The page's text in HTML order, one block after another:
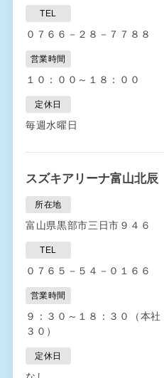
TEL
０７６６－２８－７７８８
営業時間
１０：００～１８：００
定休日
毎週水曜日
スズキアリーナ富山北辰
所在地
富山県黒部市三日市９４６
TEL
０７６５－５４－０１６６
営業時間
９：３０～１８：３０（本
３０）
定休日